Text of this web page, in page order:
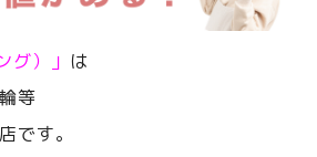
グ）」 は
等
です。